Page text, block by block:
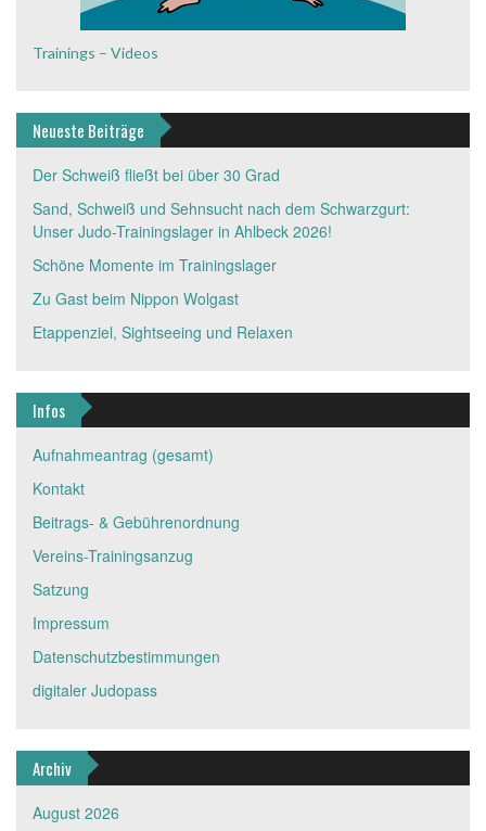
Trainings – Videos
Neueste Beiträge
Der Schweiß fließt bei über 30 Grad
Sand, Schweiß und Sehnsucht nach dem Schwarzgurt:
Unser Judo-Trainingslager in Ahlbeck 2026!
Schöne Momente im Trainingslager
Zu Gast beim Nippon Wolgast
Etappenziel, Sightseeing und Relaxen
Infos
Aufnahmeantrag (gesamt)
Kontakt
Beitrags- & Gebührenordnung
Vereins-Trainingsanzug
Satzung
Impressum
Datenschutzbestimmungen
digitaler Judopass
Archiv
August 2026